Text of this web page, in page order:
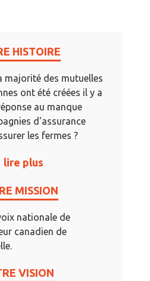
HISTOIRE
majorité des mutuelles
ont été créées il y a
au manque
d'assurance
les fermes ?
lire plus
MISSION
nationale de
canadien de
VISION